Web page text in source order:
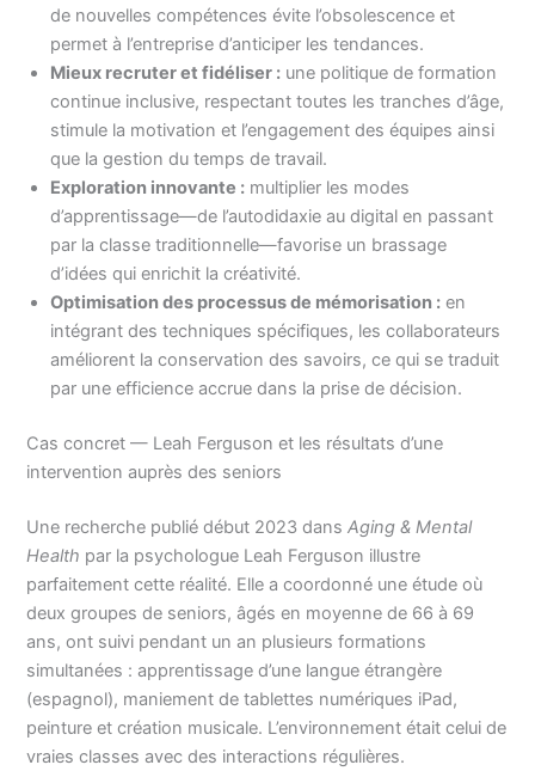
de nouvelles compétences évite l’obsolescence et
permet à l’entreprise d’anticiper les tendances.
Mieux recruter et fidéliser : une politique de formation
continue inclusive, respectant toutes les tranches d’âge,
stimule la motivation et l’engagement des équipes ainsi
que la gestion du temps de travail.
Exploration innovante : multiplier les modes
d’apprentissage—de l’autodidaxie au digital en passant
par la classe traditionnelle—favorise un brassage
d’idées qui enrichit la créativité.
Optimisation des processus de mémorisation : en
intégrant des techniques spécifiques, les collaborateurs
améliorent la conservation des savoirs, ce qui se traduit
par une efficience accrue dans la prise de décision.
Cas concret — Leah Ferguson et les résultats d’une
intervention auprès des seniors
Une recherche publié début 2023 dansAging & Mental
Health par la psychologue Leah Ferguson illustre
parfaitement cette réalité. Elle a coordonné une étude où
deux groupes de seniors, âgés en moyenne de 66 à 69
ans, ont suivi pendant un an plusieurs formations
simultanées : apprentissage d’une langue étrangère
(espagnol), maniement de tablettes numériques iPad,
peinture et création musicale. L’environnement était celui de
vraies classes avec des interactions régulières.